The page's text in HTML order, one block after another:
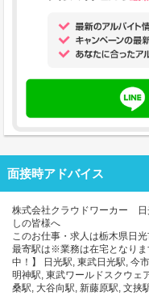
面接時アドバイス
株式会社クラウドワーカー 日
しの皆様へ
このお仕事・求人は栃木県日光
最寄駅は※業務は在宅となり
中！】 日光駅, 東武日光駅, 今
明神駅, 東武ワールドスクウェ
桑駅, 大谷向駅, 新藤原駅, 文挟